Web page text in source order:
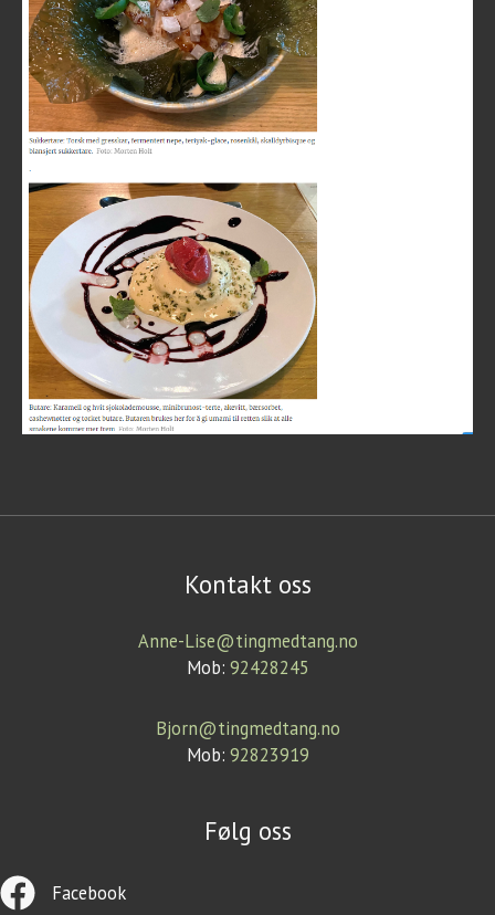
Kontakt oss
Anne-Lise@tingmedtang.no
Mob: 92428245
Bjorn@tingmedtang.no
Mob: 92823919
Følg oss
Facebook